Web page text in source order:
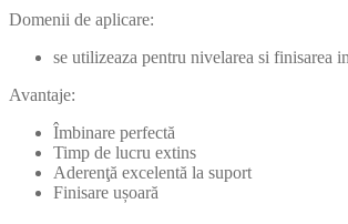
Domenii de aplicare:
se utilizeaza pentru nivelarea si finisarea
Avantaje:
Îmbinare perfectă
Timp de lucru extins
Aderenţă excelentă la suport
Finisare ușoară